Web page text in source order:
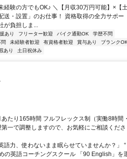
経験の方でもOK♪ ＼【月収30万円可能】×【
送・設置」のお仕事！ 資格取得の全力サポー
が負担しま...
あり フリーター歓迎 バイク通勤OK
学歴不問
未経験者歓迎 有資格者歓迎 賞与あり
ブランクOK
あり 土日祝休み
たり165時間 フルフレックス制（実働8時間・
一で調整しますので、お気軽にご相談くださ
力、使わないまま眠らせていませんか？」 “
の英語コーチングスクール 「90 English」を